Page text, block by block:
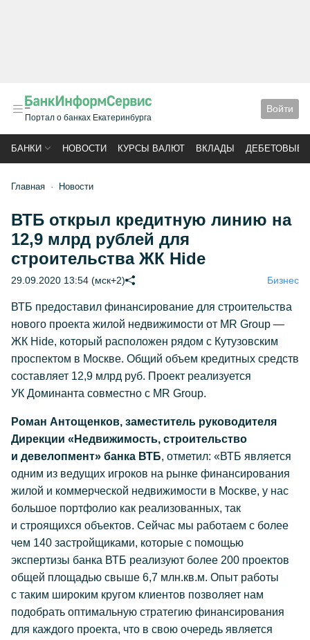
Портал о банках Екатеринбурга
Войти
БАНКИ НОВОСТИ КУРСЫ ВАЛЮТ ВКЛАДЫ ДЕБЕТОВЫЕ
Главная Новости
ВТБ открыл кредитную линию на
12,9 млрд рублей для
строительства ЖК Hide
29.09.2020 13:54 (мск+2) Бизнес
ВТБ предоставил финансирование для строительства
нового проекта жилой недвижимости от MR Group —
ЖК Hide, который расположен рядом с Кутузовским
проспектом в Москве. Общий объем кредитных средств
составляет 12,9 млрд руб. Проект реализуется
УК Доминанта совместно с MR Group.
Роман Антощенков, заместитель руководителя
Дирекции «Недвижимость, строительство
и девелопмент» банка ВТБ, отметил: «ВТБ является
одним из ведущих игроков на рынке финансирования
жилой и коммерческой недвижимости в Москве, у нас
большое портфолио как реализованных, так
и строящихся объектов. Сейчас мы работаем с более
чем 140 застройщиками, которые с помощью
экспертизы банка ВТБ реализуют более 200 проектов
общей площадью свыше 6,7 млн.кв.м. Опыт работы
с таким широким кругом клиентов позволяет нам
подобрать оптимальную стратегию финансирования
для каждого проекта, что в свою очередь является